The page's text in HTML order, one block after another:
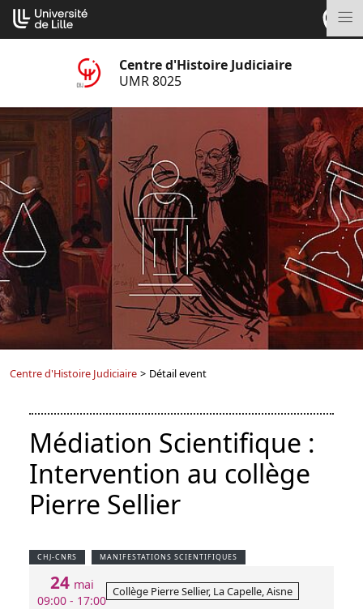
Aller
au
contenu
Centre d'Histoire Judiciaire
UMR 8025
Centre d'Histoire Judiciaire > Détail event
Médiation Scientifique :
Intervention au collège
Pierre Sellier
CHJ-CNRS MANIFESTATIONS SCIENTIFIQUES
24 mai
09:00 - 17:00
Collège Pierre Sellier, La Capelle, Aisne
Cookies management panel